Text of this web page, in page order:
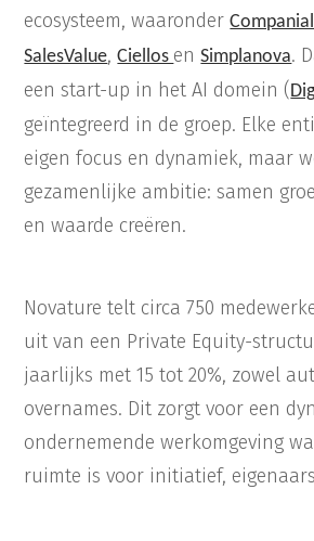
ecosysteem, waaronderCompanial
SalesValue,Ciellos enSimplanova.
een start-up in het AI domein (
geïntegreerd in de groep. Elke
eigen focus en dynamiek, maar
gezamenlijke ambitie: samen
en waarde creëren.
Novature telt circa 750
uit van een Private Equity-
jaarlijks met 15 tot 20%, zowel
overnames. Dit zorgt voor een
ondernemende werkomgeving
ruimte is voor initiatief,